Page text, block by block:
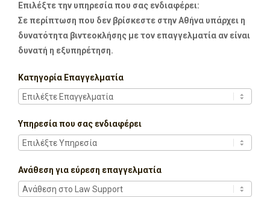
Επιλέξτε την υπηρεσία που σας ενδιαφέρει:
Σε περίπτωση που δεν βρίσκεστε στην Αθήνα υπάρχει η
δυνατότητα βιντεοκλήσης με τον επαγγελματία αν είναι
δυνατή η εξυπηρέτηση.
Κατηγορία Επαγγελματία
Υπηρεσία που σας ενδιαφέρει
Ανάθεση για εύρεση επαγγελματία